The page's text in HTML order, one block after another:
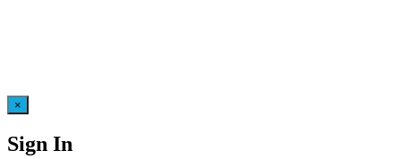
×
Sign In